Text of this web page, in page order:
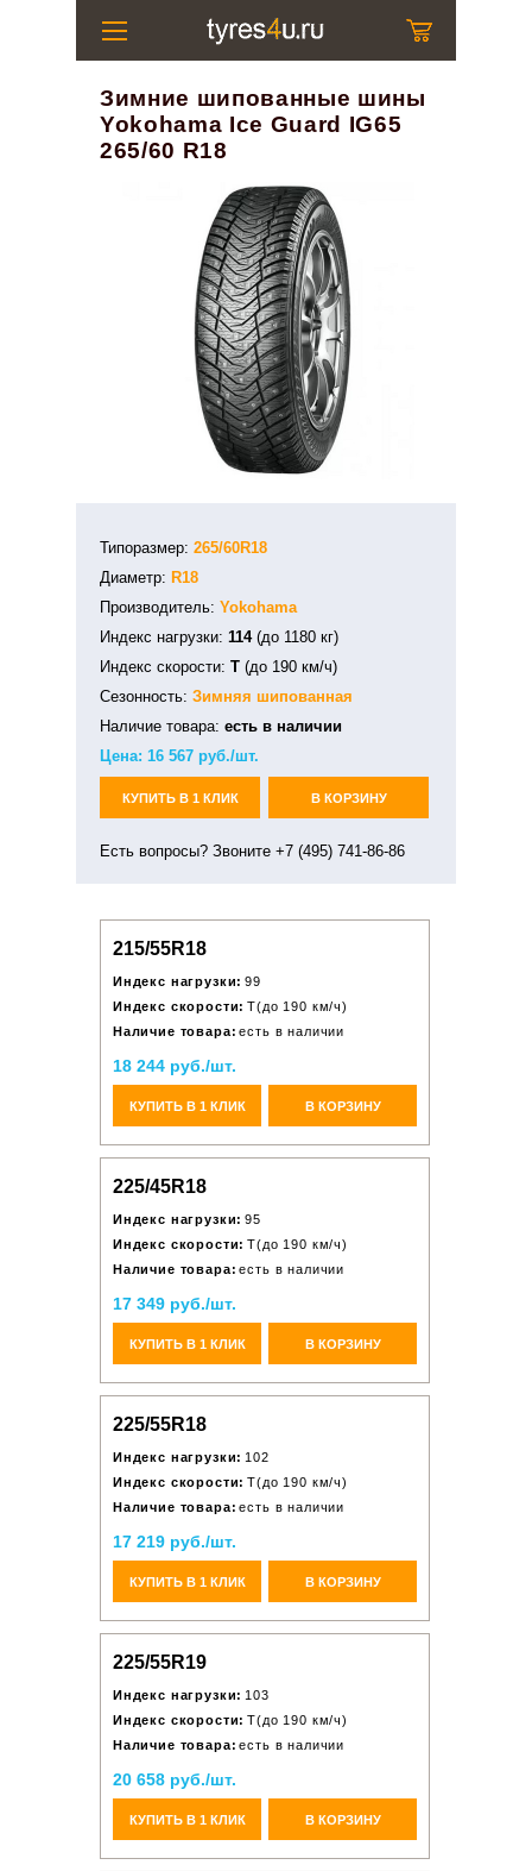
Зимние шипованные шины
Yokohama Ice Guard IG65
265/60 R18
Типоразмер: 265/60R18
Диаметр: R18
Производитель: Yokohama
Индекс нагрузки: 114(до 1180 кг)
Индекс скорости: T (до 190 км/ч)
Сезонность: Зимняя шипованная
Наличие товара: есть в наличии
Цена: 16 567 руб./шт.
КУПИТЬ В 1 КЛИК В КОРЗИНУ
Есть вопросы? Звоните +7 (495) 741-86-86
215/55R18
Индекс нагрузки: 99
Индекс скорости: T(до 190 км/ч)
Наличие товара: есть в наличии
18 244 руб./шт.
КУПИТЬ В 1 КЛИК В КОРЗИНУ
225/45R18
Индекс нагрузки: 95
Индекс скорости: T(до 190 км/ч)
Наличие товара: есть в наличии
17 349 руб./шт.
КУПИТЬ В 1 КЛИК В КОРЗИНУ
225/55R18
Индекс нагрузки: 102
Индекс скорости: T(до 190 км/ч)
Наличие товара: есть в наличии
17 219 руб./шт.
КУПИТЬ В 1 КЛИК В КОРЗИНУ
225/55R19
Индекс нагрузки: 103
Индекс скорости: T(до 190 км/ч)
Наличие товара: есть в наличии
20 658 руб./шт.
КУПИТЬ В 1 КЛИК В КОРЗИНУ